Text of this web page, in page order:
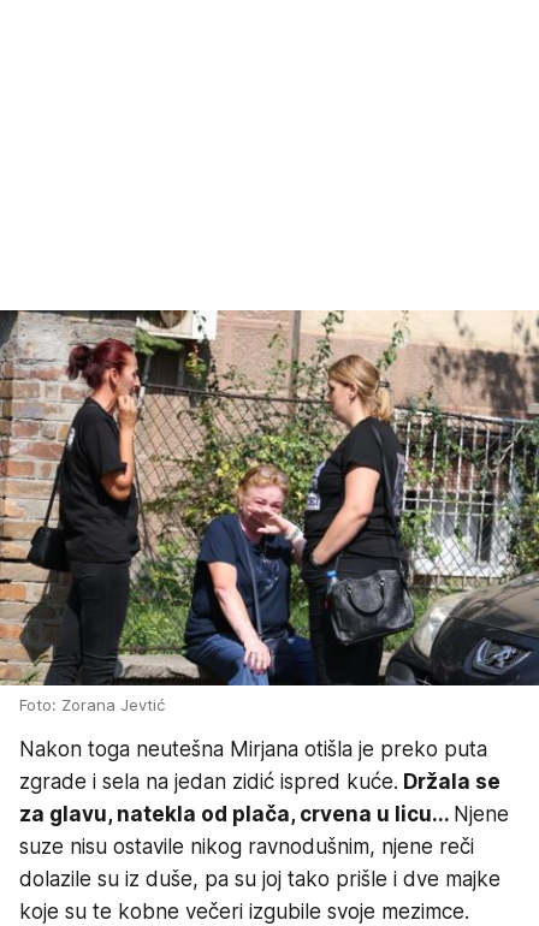
Foto: Zorana Jevtić
Nakon toga neutešna Mirjana otišla je preko puta
zgrade i sela na jedan zidić ispred kuće. Držala se
za glavu, natekla od plača, crvena u licu... Njene
suze nisu ostavile nikog ravnodušnim, njene reči
dolazile su iz duše, pa su joj tako prišle i dve majke
koje su te kobne večeri izgubile svoje mezimce.